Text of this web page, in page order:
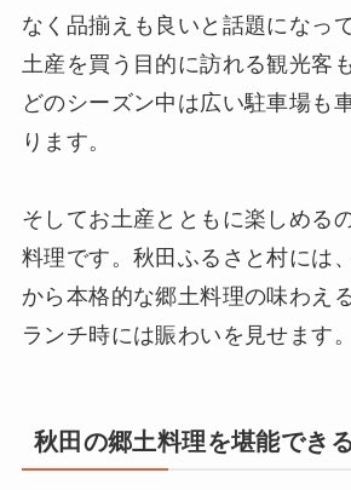
なく品揃えも良いと話題になっ
土産を買う目的に訪れる観光客
どのシーズン中は広い駐車場も
ります。
そしてお土産とともに楽しめる
料理です。秋田ふるさと村には
から本格的な郷土料理の味わえ
ランチ時には賑わいを見せます。
秋田の郷土料理を堪能できる